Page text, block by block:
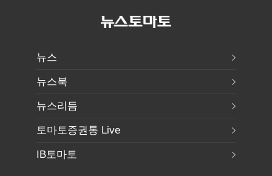
비용부터 챙긴다
뉴스
뉴스북
뉴스리듬
토마토증권통 Live
IB토마토